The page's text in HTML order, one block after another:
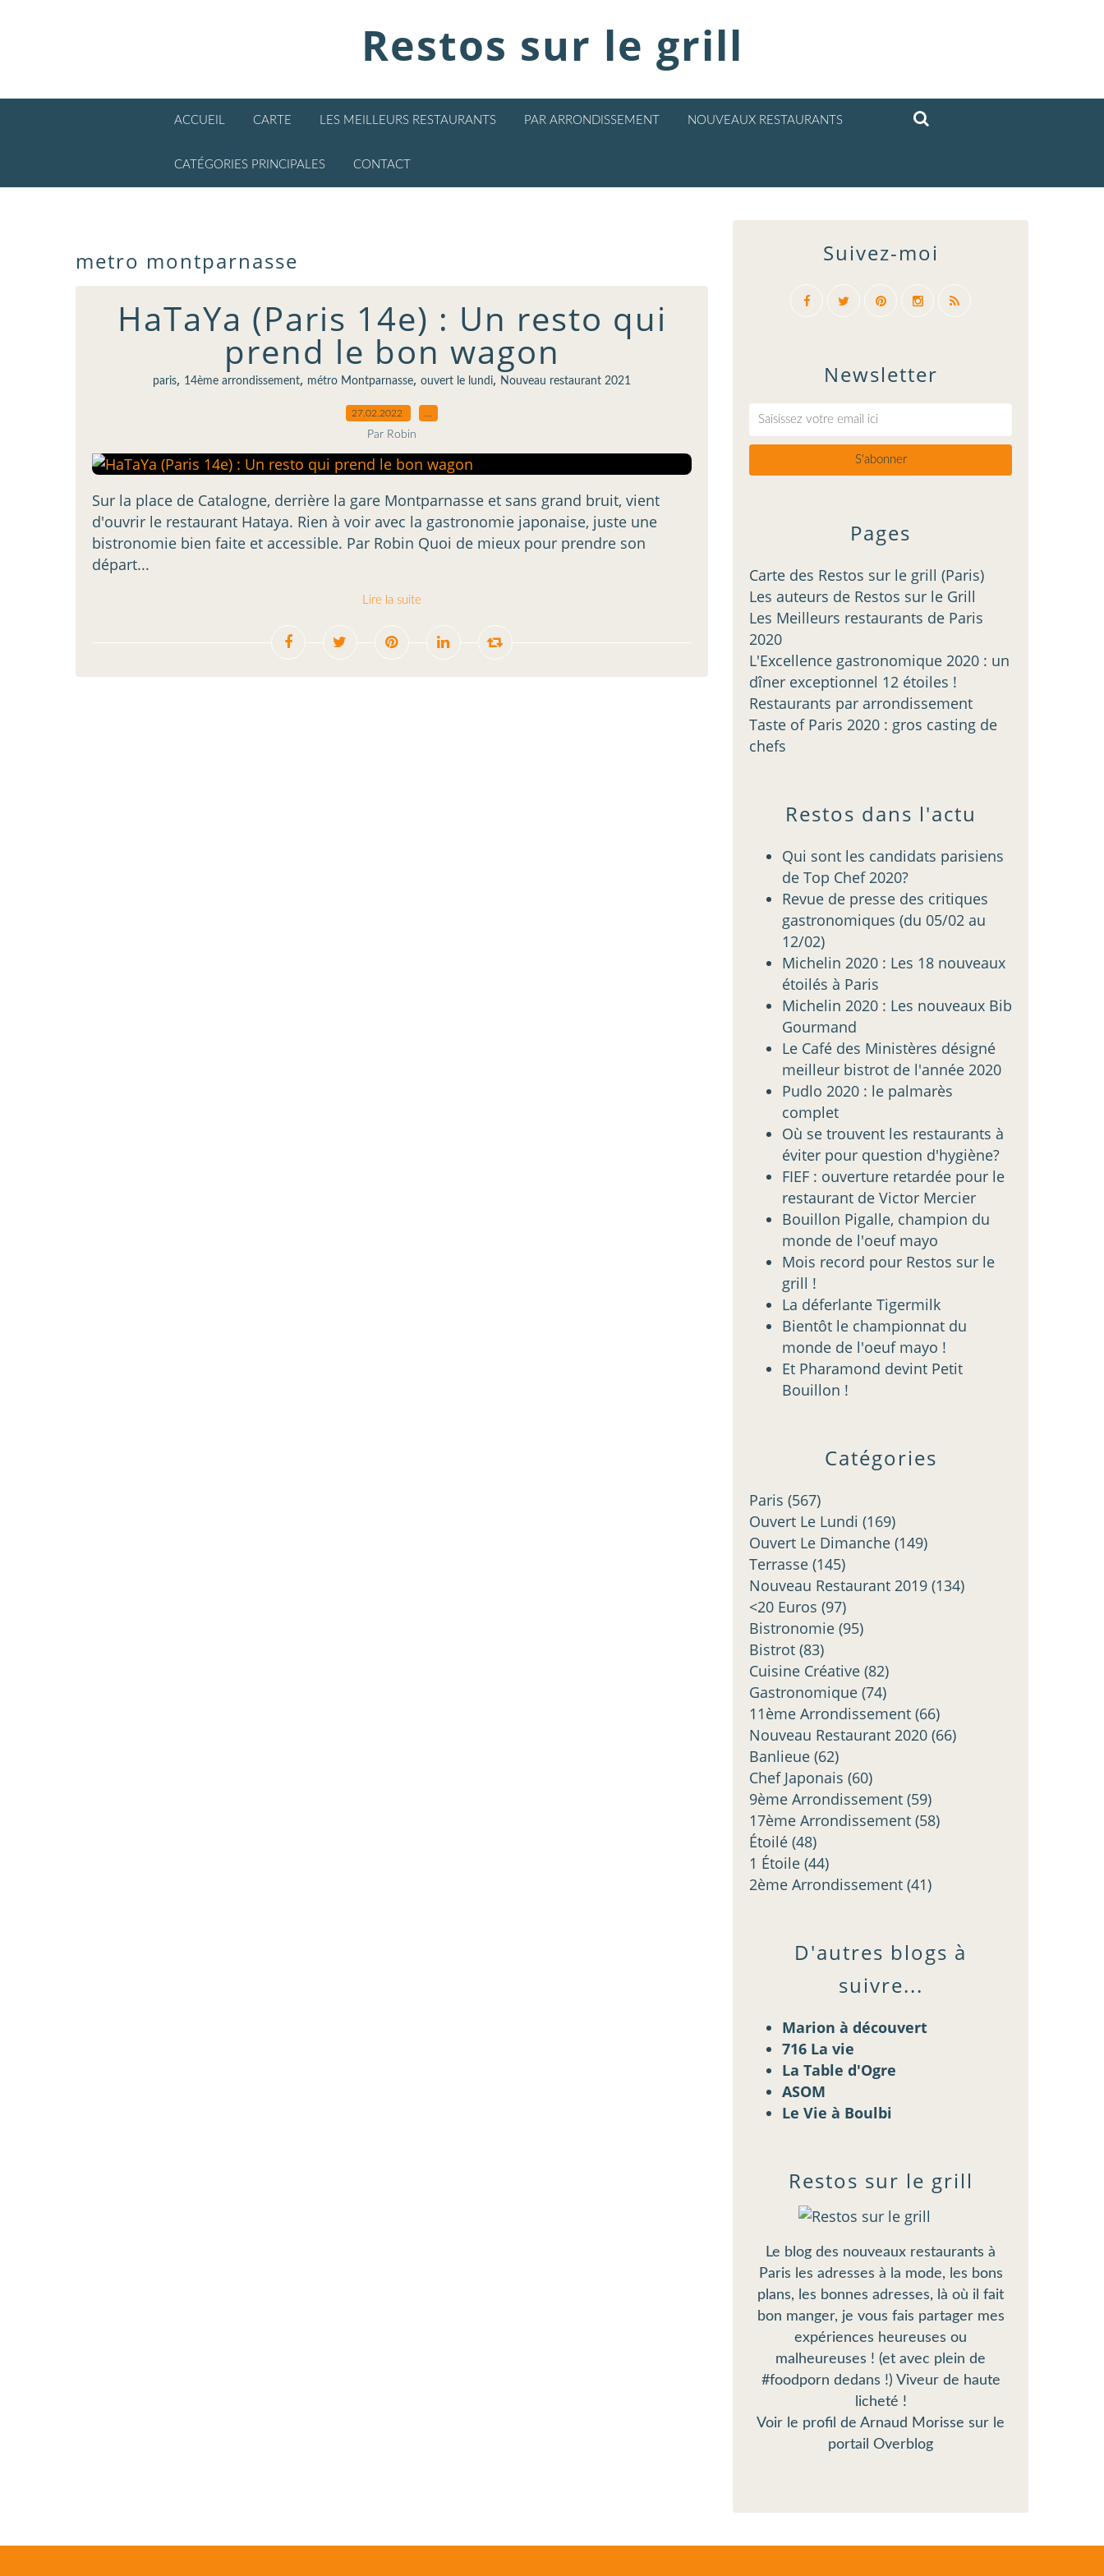
Restos sur le grill
ACCUEIL CARTE LES MEILLEURS RESTAURANTS PAR ARRONDISSEMENT NOUVEAUX RESTAURANTS
CATÉGORIES PRINCIPALES CONTACT
metro montparnasse
HaTaYa (Paris 14e) : Un resto qui
prend le bon wagon
paris, 14ème arrondissement, métro Montparnasse, ouvert le lundi, Nouveau restaurant 2021
27.02.2022
Par Robin
Sur la place de Catalogne, derrière la gare Montparnasse et sans grand bruit, vient
d'ouvrir le restaurant Hataya. Rien à voir avec la gastronomie japonaise, juste une
bistronomie bien faite et accessible. Par Robin Quoi de mieux pour prendre son
départ...
Lire la suite
Newsletter
Catégories
Paris (567)
Ouvert Le Lundi (169)
Ouvert Le Dimanche (149)
Terrasse (145)
Nouveau Restaurant 2019 (134)
<20 Euros (97)
Bistronomie (95)
Bistrot (83)
Cuisine Créative (82)
Gastronomique (74)
11ème Arrondissement (66)
Nouveau Restaurant 2020 (66)
Banlieue (62)
Chef Japonais (60)
9ème Arrondissement (59)
17ème Arrondissement (58)
Étoilé (48)
1 Étoile (44)
2ème Arrondissement (41)
Pages
Carte des Restos sur le grill (Paris)
Les auteurs de Restos sur le Grill
Les Meilleurs restaurants de Paris
2020
L'Excellence gastronomique 2020 : un
dîner exceptionnel 12 étoiles !
Restaurants par arrondissement
Taste of Paris 2020 : gros casting de
chefs
Restos sur le grill
Le blog des nouveaux restaurants à
Paris les adresses à la mode, les bons
plans, les bonnes adresses, là où il fait
bon manger, je vous fais partager mes
expériences heureuses ou
malheureuses ! (et avec plein de
#foodporn dedans !) Viveur de haute
licheté !
Voir le profil de Arnaud Morisse sur le
portail Overblog
Suivez-moi
D'autres blogs à
suivre...
Marion à découvert
716 La vie
La Table d'Ogre
ASOM
Le Vie à Boulbi
Restos dans l'actu
Qui sont les candidats parisiens
de Top Chef 2020?
Revue de presse des critiques
gastronomiques (du 05/02 au
12/02)
Michelin 2020 : Les 18 nouveaux
étoilés à Paris
Michelin 2020 : Les nouveaux Bib
Gourmand
Le Café des Ministères désigné
meilleur bistrot de l'année 2020
Pudlo 2020 : le palmarès
complet
Où se trouvent les restaurants à
éviter pour question d'hygiène?
FIEF : ouverture retardée pour le
restaurant de Victor Mercier
Bouillon Pigalle, champion du
monde de l'oeuf mayo
Mois record pour Restos sur le
grill !
La déferlante Tigermilk
Bientôt le championnat du
monde de l'oeuf mayo !
Et Pharamond devint Petit
Bouillon !